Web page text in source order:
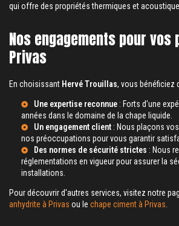
qui offre des propriétés thermiques et
Nos engagements pour vos
Privas
En choisissant Hervé Trouillas, vous bénéficiez
Une expertise reconnue : Forts d'une
années dans le domaine de la chape liquide.
Un engagement client : Nous plaçons
nos préoccupations pour vous garantir
Des normes de sécurité strictes : Nous
réglementations en vigueur pour assurer la
installations.
Pour découvrir d'autres services, visitez notre
anhydrite à Privas ou le chape ciment à Privas